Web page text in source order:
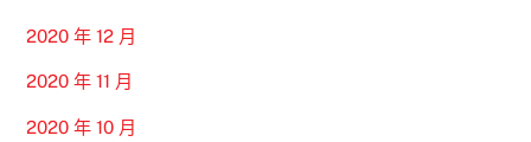
2020 年 12 月
2020 年 11 月
2020 年 10 月